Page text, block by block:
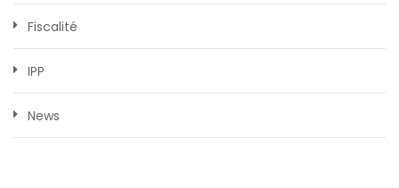
Fiscalité
IPP
News